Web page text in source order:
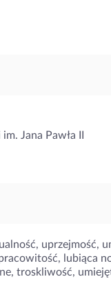
Jana Pawła II
uprzejmość,
lubiąca
troskliwość,